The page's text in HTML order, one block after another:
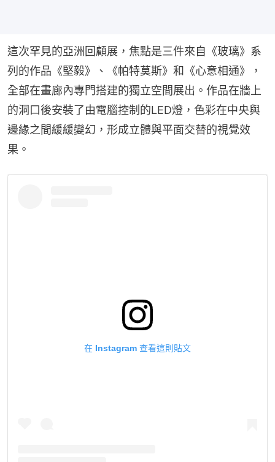
這次罕見的亞洲回顧展，焦點是三件來自《玻璃》系
列的作品《堅毅》、《帕特莫斯》和《心意相通》，
全部在畫廊內專門搭建的獨立空間展出。作品在牆上
的洞口後安裝了由電腦控制的LED燈，色彩在中央與
邊緣之間緩緩變幻，形成立體與平面交替的視覺效
果。
在 Instagram 查看這則貼文